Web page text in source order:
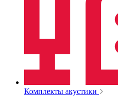
Комплекты акустики